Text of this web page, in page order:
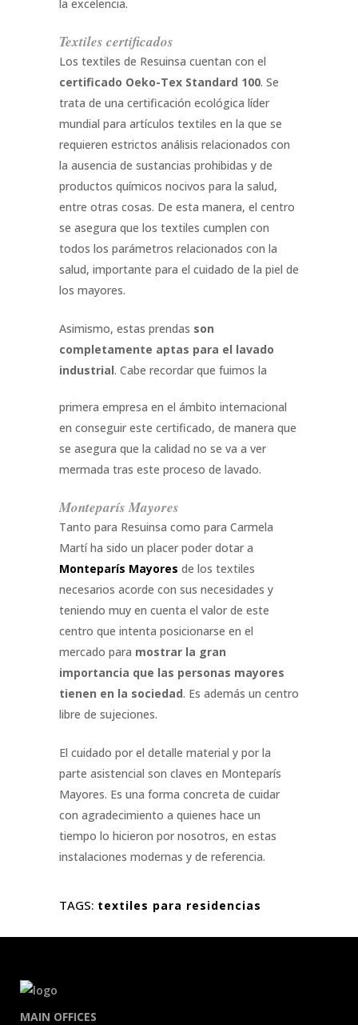
la excelencia.
Textiles certificados
Los textiles de Resuinsa cuentan con el
certificado Oeko-Tex Standard 100. Se
trata de una certificación ecológica líder
mundial para artículos textiles en la que se
requieren estrictos análisis relacionados con
la ausencia de sustancias prohibidas y de
productos químicos nocivos para la salud,
entre otras cosas. De esta manera, el centro
se asegura que los textiles cumplen con
todos los parámetros relacionados con la
salud, importante para el cuidado de la piel de
los mayores.
Asimismo, estas prendas son
completamente aptas para el lavado
industrial. Cabe recordar que fuimos la
primera empresa en el ámbito internacional
en conseguir este certificado, de manera que
se asegura que la calidad no se va a ver
mermada tras este proceso de lavado.
Monteparís Mayores
Tanto para Resuinsa como para Carmela
Martí ha sido un placer poder dotar a
Monteparís Mayores de los textiles
necesarios acorde con sus necesidades y
teniendo muy en cuenta el valor de este
centro que intenta posicionarse en el
mercado para mostrar la gran
importancia que las personas mayores
tienen en la sociedad. Es además un centro
libre de sujeciones.
El cuidado por el detalle material y por la
parte asistencial son claves en Monteparís
Mayores. Es una forma concreta de cuidar
con agradecimiento a quienes hace un
tiempo lo hicieron por nosotros, en estas
instalaciones modernas y de referencia.
TAGS: textiles para residencias
MAIN OFFICES